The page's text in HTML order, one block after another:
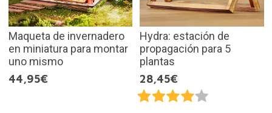
Maqueta de invernadero
en miniatura para montar
uno mismo
44,95€
Hydra: estación de
propagación para 5
plantas
28,45€